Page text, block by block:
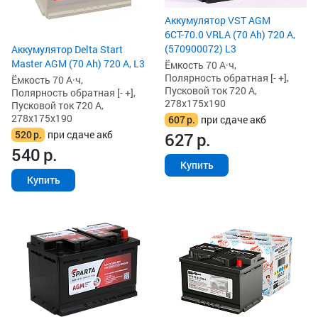
Аккумулятор Delta Start
Master AGM (70 Ah) 720 А, L3
Ёмкость 70 А·ч,
Полярность обратная [- +],
Пусковой ток 720 А,
278x175x190
520р. при сдаче акб
540р.
Купить
Аккумулятор VST AGM
6СТ-70.0 VRLA (70 Ah) 720 А,
(570900072) L3
Ёмкость 70 А·ч,
Полярность обратная [- +],
Пусковой ток 720 А,
278x175x190
607р. при сдаче акб
627р.
Купить